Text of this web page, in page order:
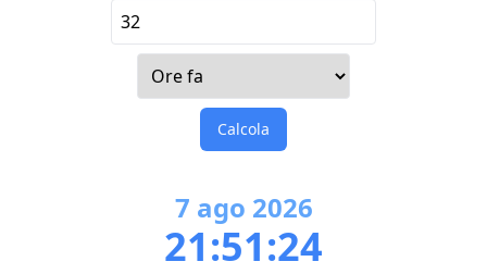
Calcola
7 ago 2026
21:51:24